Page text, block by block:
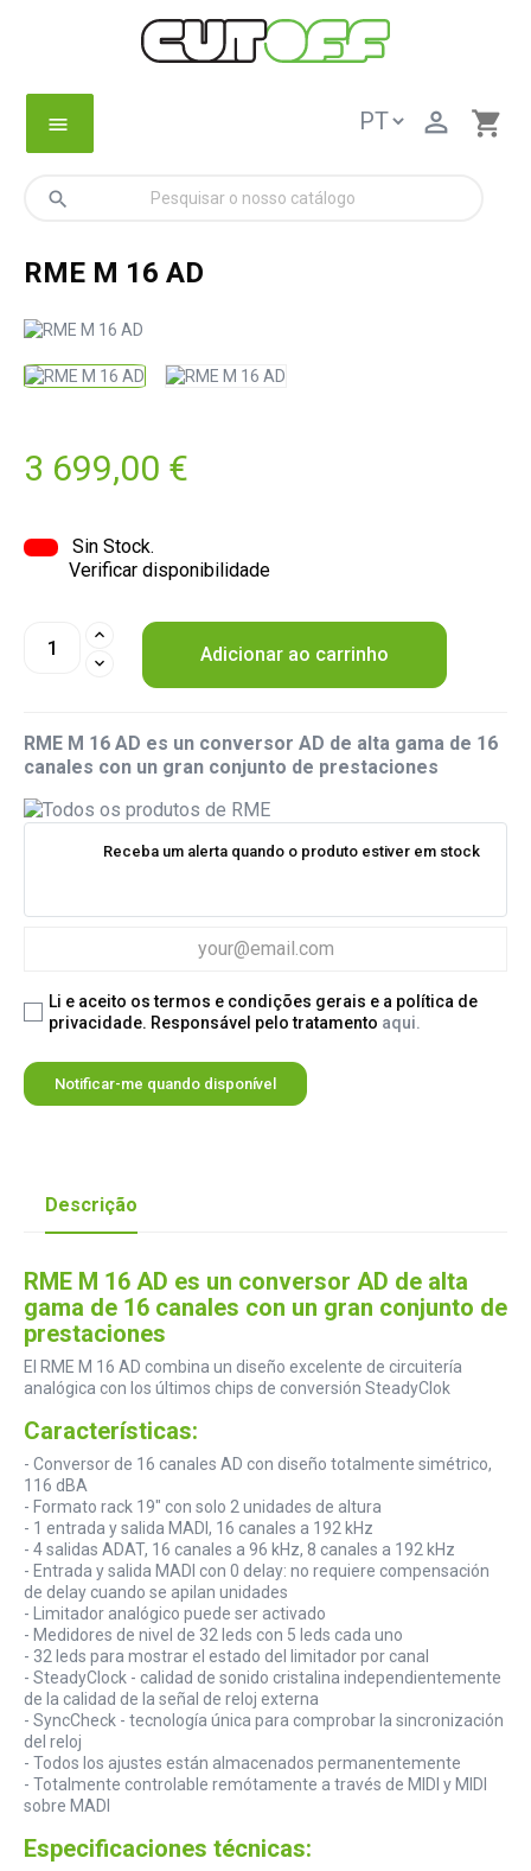
menu shopping_cart

search
RME M 16 AD
3 699,00 €
Sin Stock.
Verificar disponibilidade
Adicionar ao carrinho
RME M 16 AD es un conversor AD de alta gama de 16
canales con un gran conjunto de prestaciones
Receba um alerta quando o produto estiver em stock
Li e aceito os termos e condições gerais e a política de
privacidade. Responsável pelo tratamento aqui.
Notificar-me quando disponível
Descrição
RME M 16 AD es un conversor AD de alta
gama de 16 canales con un gran conjunto de
prestaciones
El RME M 16 AD combina un diseño excelente de circuitería
analógica con los últimos chips de conversión SteadyClok
Características:
- Conversor de 16 canales AD con diseño totalmente simétrico,
116 dBA
- Formato rack 19" con solo 2 unidades de altura
- 1 entrada y salida MADI, 16 canales a 192 kHz
- 4 salidas ADAT, 16 canales a 96 kHz, 8 canales a 192 kHz
- Entrada y salida MADI con 0 delay: no requiere compensación
de delay cuando se apilan unidades
- Limitador analógico puede ser activado
- Medidores de nivel de 32 leds con 5 leds cada uno
- 32 leds para mostrar el estado del limitador por canal
- SteadyClock - calidad de sonido cristalina independientemente
de la calidad de la señal de reloj externa
- SyncCheck - tecnología única para comprobar la sincronización
del reloj
- Todos los ajustes están almacenados permanentemente
- Totalmente controlable remótamente a través de MIDI y MIDI
sobre MADI
Especificaciones técnicas: